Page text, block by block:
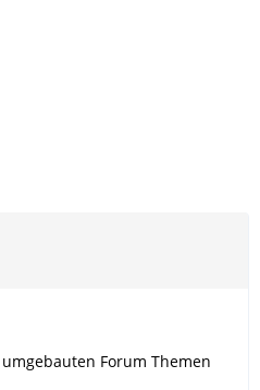
Forum Themen